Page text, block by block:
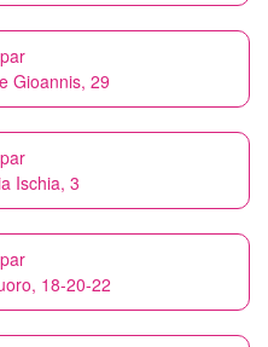
Gioannis, 29
Ischia, 3
18-20-22